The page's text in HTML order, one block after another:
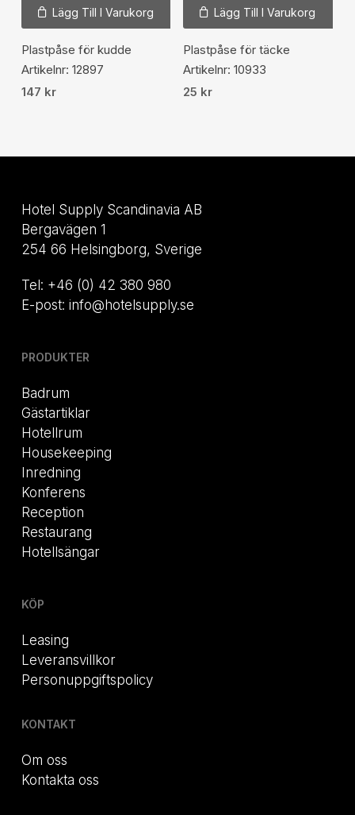
Lägg Till I Varukorg
Plastpåse för kudde
Artikelnr: 12897
147 kr
Lägg Till I Varukorg
Plastpåse för täcke
Artikelnr: 10933
25 kr
Hotel Supply Scandinavia AB
Bergavägen 1
254 66 Helsingborg, Sverige
Tel: +46 (0) 42 380 980
E-post: info@hotelsupply.se
PRODUKTER
Badrum
Gästartiklar
Hotellrum
Housekeeping
Inredning
Konferens
Reception
Restaurang
Hotellsängar
KÖP
Leasing
Leveransvillkor
Personuppgiftspolicy
KONTAKT
Om oss
Kontakta oss